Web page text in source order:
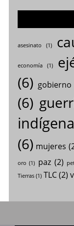
asesinato (1)
economía(1)
(6) gobierno
(6)
(6) mujeres
oro (1) paz (2)
Tierras(1) TLC(2)